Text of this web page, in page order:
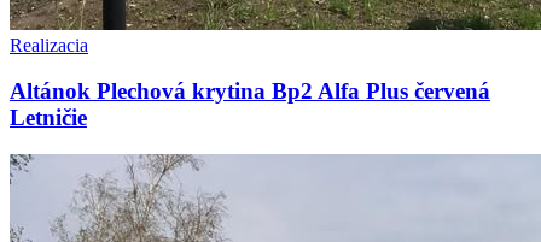
Realizacia
Altánok Plechová krytina Bp2 Alfa Plus červená
Letničie